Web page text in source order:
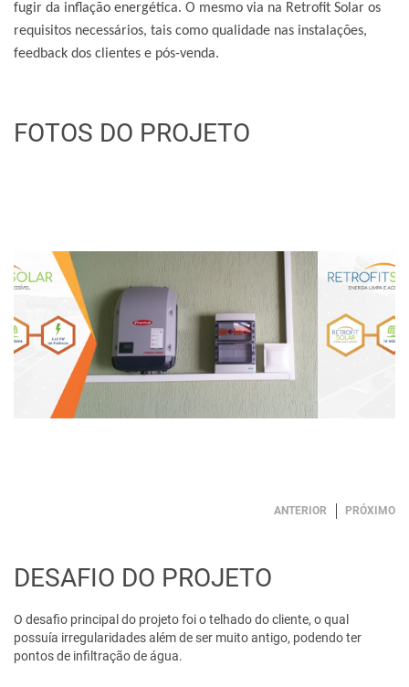
fugir da inflação energética. O mesmo via na Retrofit Solar os
requisitos necessários, tais como qualidade nas instalações,
feedback dos clientes e pós-venda.
FOTOS DO PROJETO
PRÓXIMO
ANTERIOR
DESAFIO DO PROJETO
O desafio principal do projeto foi o telhado do cliente, o qual
possuía irregularidades além de ser muito antigo, podendo ter
pontos de infiltração de água.